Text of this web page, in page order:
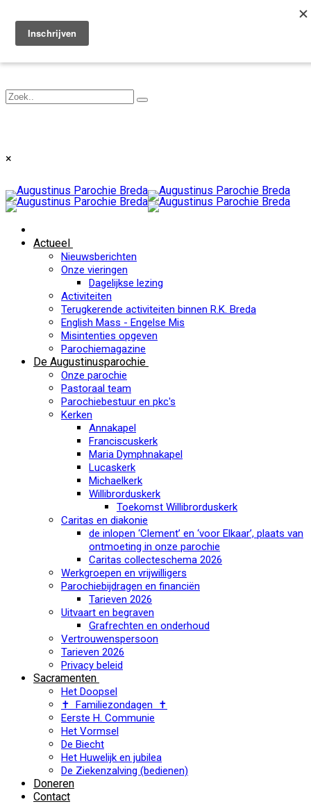
Toggle navigation
×
Actueel
Nieuwsberichten
Onze vieringen
Dagelijkse lezing
Activiteiten
Terugkerende activiteiten binnen R.K. Breda
English Mass - Engelse Mis
Misintenties opgeven
Parochiemagazine
De Augustinusparochie
Onze parochie
Pastoraal team
Parochiebestuur en pkc's
Kerken
Annakapel
Franciscuskerk
Maria Dymphnakapel
Lucaskerk
Michaelkerk
Willibrorduskerk
Toekomst Willibrorduskerk
Caritas en diakonie
de inlopen ‘Clement’ en ‘voor Elkaar’, plaats van
ontmoeting in onze parochie
Caritas collecteschema 2026
Werkgroepen en vrijwilligers
Parochiebijdragen en financiën
Tarieven 2026
Uitvaart en begraven
Grafrechten en onderhoud
Vertrouwenspersoon
Tarieven 2026
Privacy beleid
Sacramenten
Het Doopsel
✝ Familiezondagen ✝
Eerste H. Communie
Het Vormsel
De Biecht
Het Huwelijk en jubilea
De Ziekenzalving (bedienen)
Doneren
Contact